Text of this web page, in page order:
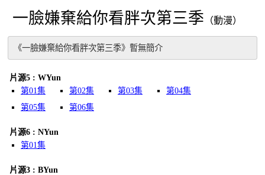
一臉嫌棄給你看胖次第三季 （動漫）
《一臉嫌棄給你看胖次第三季》暫無簡介
片源5 : WYun
第01集
第02集 第03集
第04集
第05集
第06集
片源6 : NYun
第01集
片源3 : BYun